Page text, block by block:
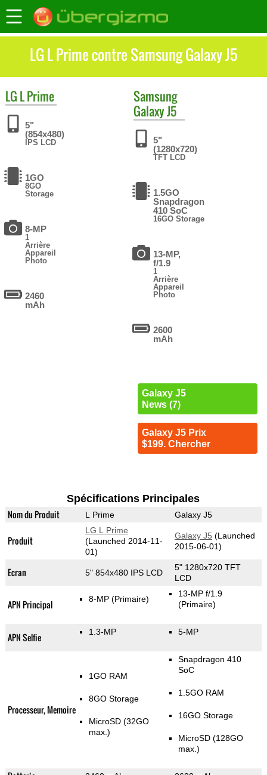
LG L Prime contre Samsung Galaxy J5
LG L Prime
5"
(854x480)
IPS LCD
1GO
8GO
Storage
8-MP
1
Arrière
Appareil
Photo
2460
mAh
Samsung
Galaxy J5
5"
(1280x720)
TFT LCD
1.5GO
Snapdragon
410 SoC
16GO Storage
13-MP,
f/1.9
1
Arrière
Appareil
Photo
2600
mAh
Galaxy J5
News (7)
Galaxy J5 Prix
$199. Chercher
Spécifications Principales
Nom du Produit L Prime Galaxy J5
Produit
LG L Prime
(Launched 2014-11-
01)
Galaxy J5 (Launched
2015-06-01)
Ecran 5" 854x480 IPS LCD
5" 1280x720 TFT
LCD
APN Principal 8-MP (Primaire)
13-MP f/1.9
(Primaire)
APN Selfie 1.3-MP 5-MP
Processeur, Memoire
1GO RAM
8GO Storage
MicroSD (32GO
max.)
Snapdragon 410
SoC
1.5GO RAM
16GO Storage
MicroSD (128GO
max.)